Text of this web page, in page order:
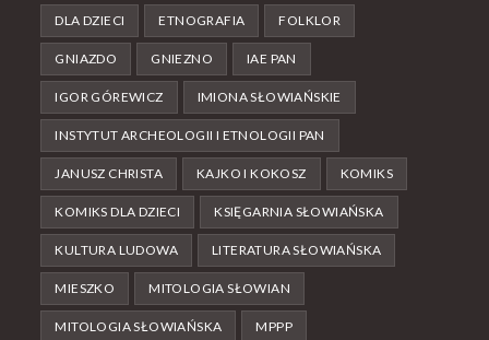
DLA DZIECI ETNOGRAFIA FOLKLOR
GNIAZDO GNIEZNO IAE PAN
IGOR GÓREWICZ IMIONA SŁOWIAŃSKIE
INSTYTUT ARCHEOLOGII I ETNOLOGII PAN
JANUSZ CHRISTA KAJKO I KOKOSZ KOMIKS
KOMIKS DLA DZIECI KSIĘGARNIA SŁOWIAŃSKA
KULTURA LUDOWA LITERATURA SŁOWIAŃSKA
MIESZKO MITOLOGIA SŁOWIAN
MITOLOGIA SŁOWIAŃSKA MPPP